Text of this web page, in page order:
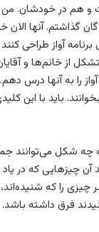
در خودشان. من
گذاشتم. آنها
آواز طراحی
به ۷۵ نفر متشکل از
را به آنها درس دهم.
باید با این
چه شکل می‌توانند
آن چیزهایی که در
را که شنیده‌اند،
فرق داشته باشد.